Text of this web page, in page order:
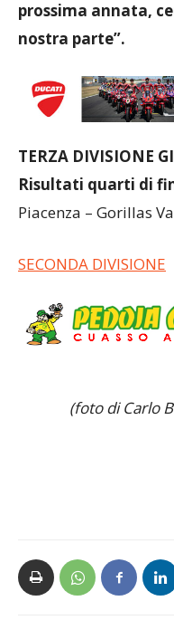
prossima annata,
nostra parte”.
TERZA DIVISIONE
Risultati quarti di
Piacenza – Gorillas
SECONDA DIVISIONE
(foto di Carlo